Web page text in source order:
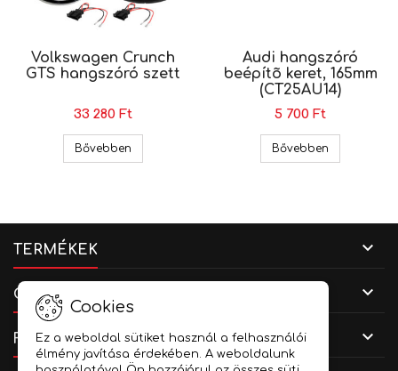
Volkswagen Crunch
GTS hangszóró szett
33 280 Ft
Bővebben Volkswagen Crunch GTS hangszóró szett
Audi hangszóró
beépítõ keret, 165mm
(CT25AU14)
5 700 Ft
Bővebben
TERMÉKEK 
CÉGADATOK 
FIÓKOD 
Cookies
Ez a weboldal sütiket használ a felhasználói
élmény javítása érdekében. A weboldalunk